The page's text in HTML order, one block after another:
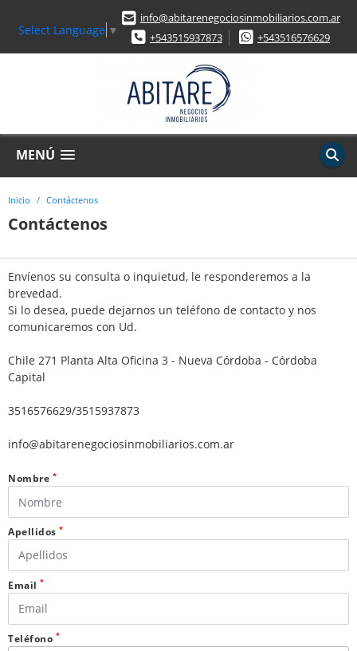
Select Language ▼
info@abitarenegociosinmobiliarios.com.ar
+543515937873
+543516576629
MENÚ
Inicio Contáctenos
Contáctenos
Envíenos su consulta o inquietud, le responderemos a la
brevedad.
Si lo desea, puede dejarnos un teléfono de contacto y nos
comunicaremos con Ud.
Chile 271 Planta Alta Oficina 3 - Nueva Córdoba - Córdoba
Capital
3516576629/3515937873
info@abitarenegociosinmobiliarios.com.ar
Nombre *
Apellidos *
Email *
Teléfono *